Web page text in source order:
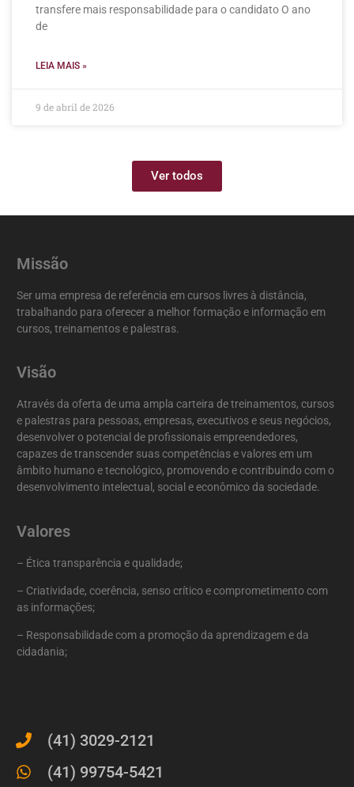
transfere mais responsabilidade para o candidato O ano
de
LEIA MAIS »
9 de abril de 2026
Ver todos
(41) 3029-2121
(41) 99754-5421
Missão
Ser uma empresa de referência em cursos livres à distância,
trabalhando para oferecer a melhor formação e informação em
cursos, treinamentos e palestras.
Visão
Através da oferta de uma ampla carteira de treinamentos, cursos
e palestras para pessoas, empresas, executivos e seus negócios,
desenvolver o potencial de profissionais empreendedores,
capazes de transcender suas competências e valores em um
âmbito humano e tecnológico, promovendo e contribuindo com o
desenvolvimento intelectual, social e econômico da sociedade.
Valores
– Ética transparência e qualidade;
– Criatividade, coerência, senso crítico e comprometimento com
as informações;
– Responsabilidade com a promoção da aprendizagem e da
cidadania;